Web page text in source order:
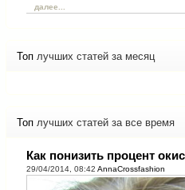
далее...
Топ лучших статей за месяц
Топ лучших статей за все время
Как понизить процент
29/04/2014, 08:42 AnnaCrossfashion